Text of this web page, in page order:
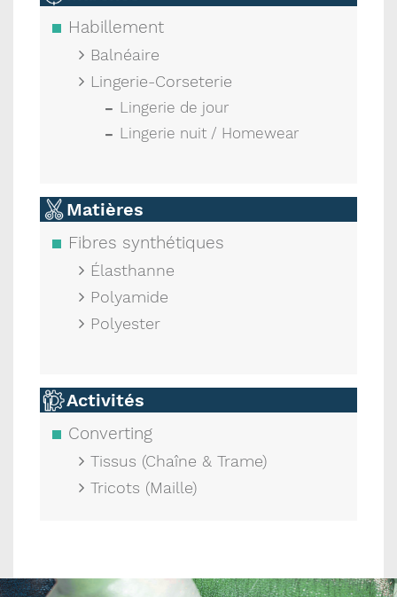
Habillement
Balnéaire
Lingerie-Corseterie
Lingerie de jour
Lingerie nuit / Homewear
Matières
Fibres synthétiques
Élasthanne
Polyamide
Polyester
Activités
Converting
Tissus (Chaîne & Trame)
Tricots (Maille)